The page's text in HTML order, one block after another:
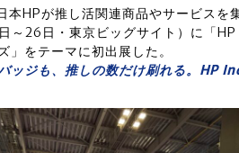
本HPが推し活関連商品やサービスを
～26日・東京ビッグサイト）に「
」をテーマに初出展した。
ッジも、推しの数だけ刷れる。HP